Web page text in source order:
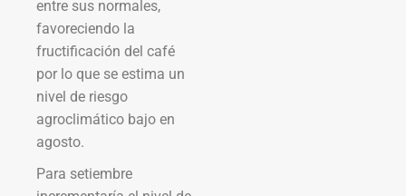
entre sus normales,
favoreciendo la
fructificación del café
por lo que se estima un
nivel de riesgo
agroclimático bajo en
agosto.
Para setiembre